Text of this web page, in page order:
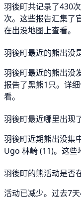
羽後町共记录了430
次。这些报告汇集了
在出没地图上查看。
羽後町最近的熊出没
羽後町最近的熊出没
报告了黑熊1只。详
看。
羽後町最近哪里出现
羽後町近期熊出没集
Ugo 林崎 (11)。这些
羽後町的熊活动是否
活动已减少。过去7